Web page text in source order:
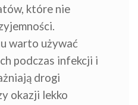
które nie
warto używać
podczas infekcji i
drogi
okazji lekko